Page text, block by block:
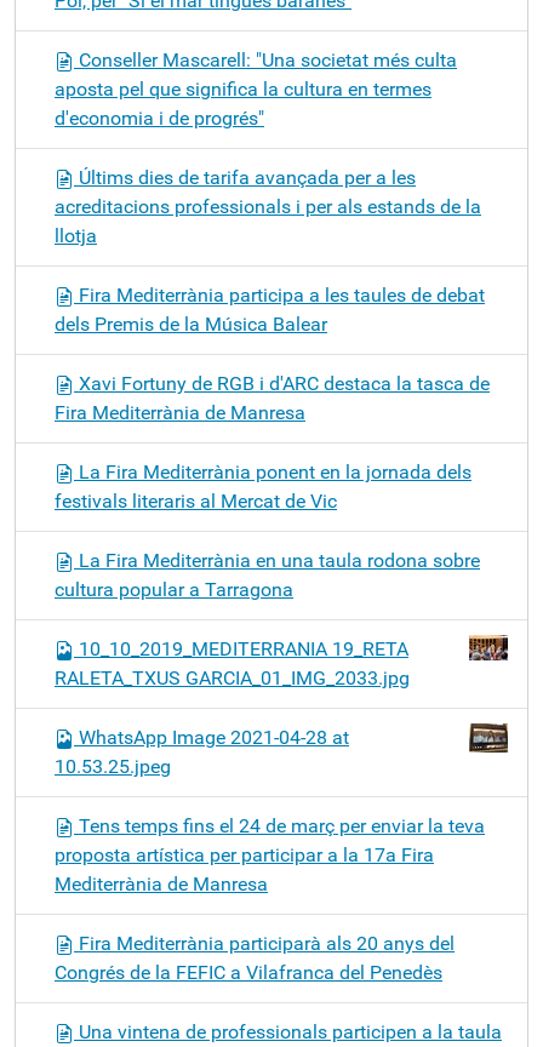
Conseller Mascarell: "Una societat més culta
aposta pel que significa la cultura en termes
d'economia i de progrés"
Últims dies de tarifa avançada per a les
acreditacions professionals i per als estands de la
llotja
Fira Mediterrània participa a les taules de debat
dels Premis de la Música Balear
Xavi Fortuny de RGB i d'ARC destaca la tasca de
Fira Mediterrània de Manresa
La Fira Mediterrània ponent en la jornada dels
festivals literaris al Mercat de Vic
La Fira Mediterrània en una taula rodona sobre
cultura popular a Tarragona
10_10_2019_MEDITERRANIA 19_RETA
RALETA_TXUS GARCIA_01_IMG_2033.jpg
WhatsApp Image 2021-04-28 at
10.53.25.jpeg
Tens temps fins el 24 de març per enviar la teva
proposta artística per participar a la 17a Fira
Mediterrània de Manresa
Fira Mediterrània participarà als 20 anys del
Congrés de la FEFIC a Vilafranca del Penedès
Una vintena de professionals participen a la taula